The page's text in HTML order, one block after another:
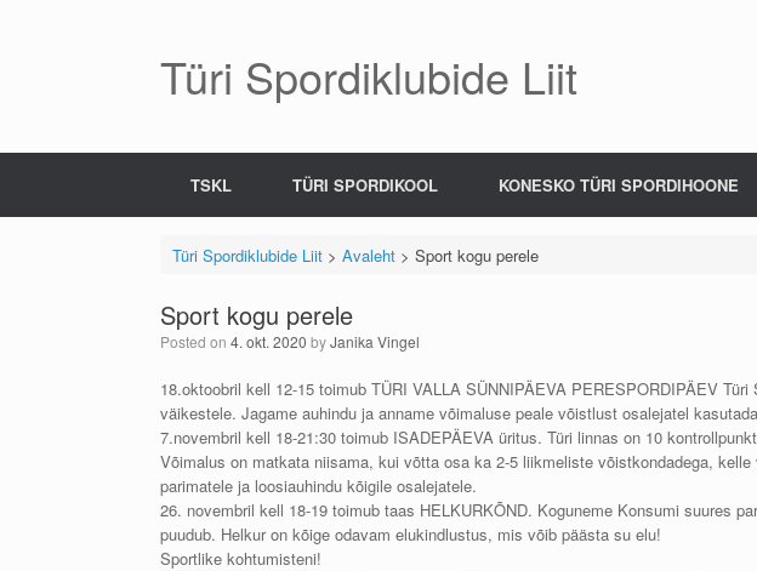
Türi Spordiklubide Liit
TSKL TÜRI SPORDIKOOL KONESKO TÜRI SPORDIHOONE
Türi Spordiklubide Liit> Avaleht> Sport kogu perele
Sport kogu perele
Posted on 4. okt. 2020 byJanika Vingel
18.oktoobril kell 12-15 toimub TÜRI VALLA SÜNNIPÄEVA PERESPORDIPÄEV
väikestele. Jagame auhindu ja anname võimaluse peale võistlust osalejatel
7.novembril kell 18-21:30 toimub ISADEPÄEVA üritus. Türi linnas on 10
Võimalus on matkata niisama, kui võtta osa ka 2-5 liikmeliste võistkondadega,
parimatele ja loosiauhindu kõigile osalejatele.
26. novembril kell 18-19 toimub taas HELKURKÕND. Koguneme Konsumi suures
puudub. Helkur on kõige odavam elukindlustus, mis võib päästa su elu!
Sportlike kohtumisteni!